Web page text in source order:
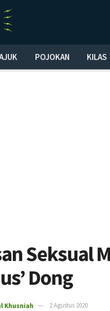
POJOKAN KILAS
Seksual
Dong
Khusniah 2 Agustus 2020